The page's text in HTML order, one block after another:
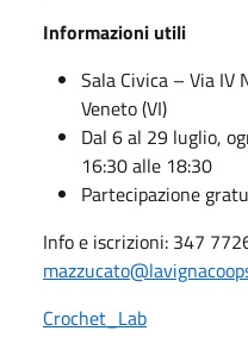
Informazioni utili
Sala Civica – Via IV
Veneto (VI)
Dal 6 al 29 luglio,
16:30 alle 18:30
Partecipazione
Info e iscrizioni: 347
Crochet_Lab